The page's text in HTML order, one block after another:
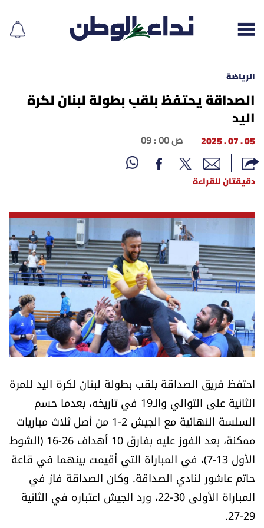
إقرأ الجريدة
لبنان
الغلاف
نداء اليوم
محليات
أسرار
متفرقات
نداء القرّاء
كتّابنا
تحت المجهر
آراء
اقتصاد
الرياضة
الصداقة يحتفظ بلقب بطولة لبنان لكرة
اليد
05 . 07 . 2025 09 : 00 ص
دقيقتان للقراءة
احتفظ فريق الصداقة بلقب بطولة لبنان لكرة اليد للمرة
الثانية على التوالي والـ19 في تاريخه، بعدما حسم
السلسة النهائية مع الجيش 2-1 من أصل ثلاث مباريات
ممكنة، بعد الفوز عليه بفارق 10 أهداف 26-16 (الشوط
الأول 13-7)، في المباراة التي أقيمت بينهما في قاعة
حاتم عاشور لنادي الصداقة. وكان الصداقة فاز في
المباراة الأولى 30-22، ورد الجيش اعتباره في الثانية
29-27.